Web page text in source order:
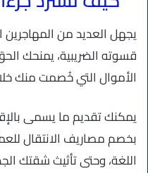
يجهل العديد من المهاجرين
قسوته الضريبية، يمنحك
الأموال التي خُصمت منك
يمكنك تقديم ما يسمى
بخصم مصاريف الانتقال
اللغة، وحتى تأثيث شقتك